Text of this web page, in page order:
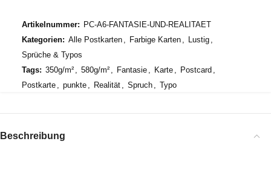
Artikelnummer: PC-A6-FANTASIE-UND-REALITAET
Kategorien: Alle Postkarten Farbige Karten Lustig
Sprüche & Typos
Tags: 350g/m² 580g/m² Fantasie Karte Postcard
Postkarte
punkte Realität Spruch Typo
Beschreibung